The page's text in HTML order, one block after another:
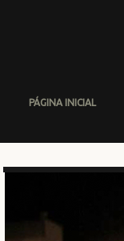
PÁGINA INICIAL